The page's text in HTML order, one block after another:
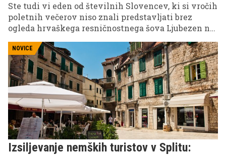
Ste tudi vi eden od številnih Slovencev, ki si vročih
poletnih večerov niso znali predstavljati brez
ogleda hrvaškega resničnostnega šova Ljubezen na
vasi? Je že res, da se dnevi krajšajo in da so
temperature vse nižje, a dogajanje v šovu je še
vedno blizu vrelišča, za vroče trenutke pa je to
poletje poskrbela tudi voditeljica šova Marijana
Batinić.
NOVICE
Izsiljevanje nemških turistov v Splitu: